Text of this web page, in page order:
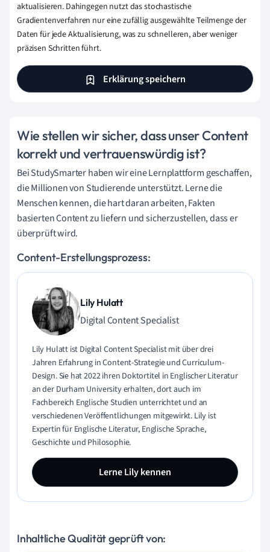
aktualisieren. Dahingegen nutzt das stochastische
Gradientenverfahren nur eine zufällig ausgewählte Teilmenge der
Daten für jede Aktualisierung, was zu schnelleren, aber weniger
präzisen Schritten führt.
Erklärung speichern
Wie stellen wir sicher, dass unser Content
korrekt und vertrauenswürdig ist?
Bei StudySmarter haben wir eine Lernplattform geschaffen,
die Millionen von Studierende unterstützt. Lerne die
Menschen kennen, die hart daran arbeiten, Fakten
basierten Content zu liefern und sicherzustellen, dass er
überprüft wird.
Content-Erstellungsprozess:
Lily Hulatt
Digital Content Specialist
Lily Hulatt ist Digital Content Specialist mit über drei
Jahren Erfahrung in Content-Strategie und Curriculum-
Design. Sie hat 2022 ihren Doktortitel in Englischer Literatur
an der Durham University erhalten, dort auch im
Fachbereich Englische Studien unterrichtet und an
verschiedenen Veröffentlichungen mitgewirkt. Lily ist
Expertin für Englische Literatur, Englische Sprache,
Geschichte und Philosophie.
Lerne Lily kennen
Inhaltliche Qualität geprüft von: